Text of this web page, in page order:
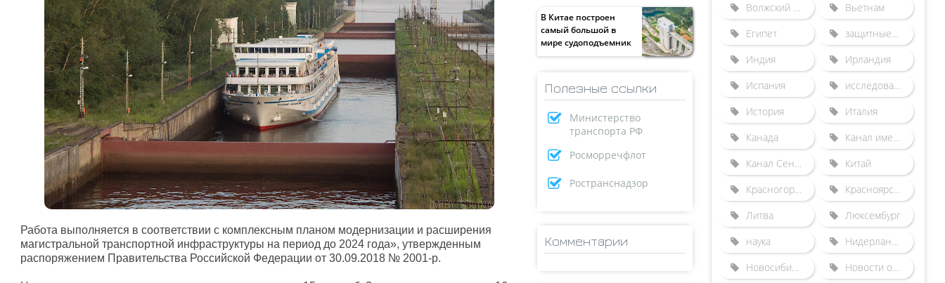
Работа выполняется в соответствии с комплексным планом модернизации и расширения
магистральной транспортной инфраструктуры на период до 2024 года», утвержденным
распоряжением Правительства Российской Федерации от 30.09.2018 № 2001-р.
В Китае построен
самый большой в
мире судоподъемник
Полезные ссылки
Министерство
транспорта РФ
Росморречфлот
Ространснадзор
Комментарии
Волжский бассейн
Вьетнам
Египет
защитные сооружения от наводнений
Индия
Ирландия
Испания
исследования
История
Италия
Канада
Канал имени Москвы
Канал Сена-Северная Европа
Китай
Красногорский гидроузел
Красноярский судоподъемник
Литва
Люксембург
наука
Нидерланды
Новосибирский шлюз
Новости отрасли